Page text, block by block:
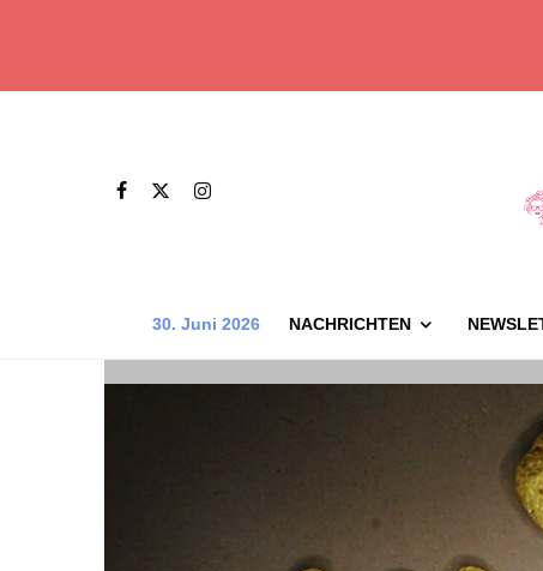
30. Juni 2026 NACHRICHTEN